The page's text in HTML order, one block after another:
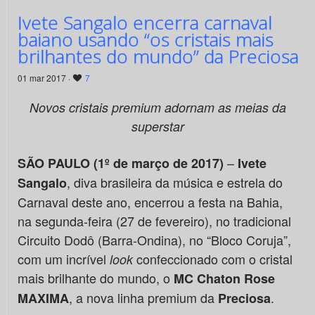
Ivete Sangalo encerra carnaval
baiano usando “os cristais mais
brilhantes do mundo” da Preciosa
01 mar 2017 · 7
Novos cristais premium adornam as meias da
superstar
SÃO PAULO (1º de março de 2017) – Ivete
Sangalo, diva brasileira da música e estrela do
Carnaval deste ano, encerrou a festa na Bahia,
na segunda-feira (27 de fevereiro), no tradicional
Circuito Dodô (Barra-Ondina), no “Bloco Coruja”,
com um incrível lookconfeccionado com o cristal
mais brilhante do mundo, o MC Chaton Rose
MAXIMA, a nova linha premium da Preciosa.